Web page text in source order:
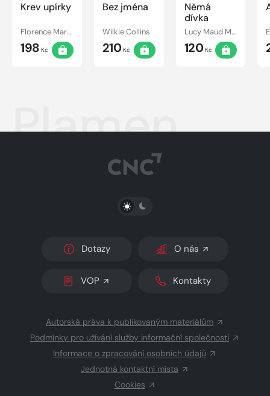
Krev upírky
Florence Marryat
198 Kč
Bez jména
Wilkie Collins
210Kč
Němá
dívka
Lucy Maud Montgomery
120Kč
Plamen
PŘEPNOUT SVĚTLÝ/TMAVÝ REŽIM
Dotazy O nás
VOP Kontakty
Autorská práva k publikovaným materiálům
Podmínky pro užívání služby informační společnosti
Informace o zpracování osobních údajů
Jednotná kontaktní místa
Cookies